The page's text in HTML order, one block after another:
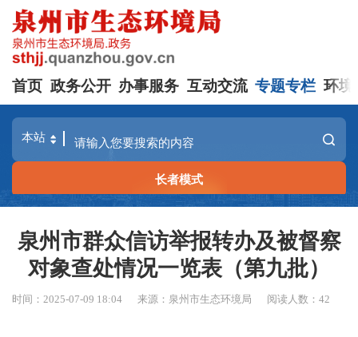
首页 政务公开 办事服务 互动交流 专题专栏 环境
长者模式
泉州市群众信访举报转办及被督察
对象查处情况一览表（第九批）
时间：2025-07-09 18:04 来源：泉州市生态环境局 阅读人数：42